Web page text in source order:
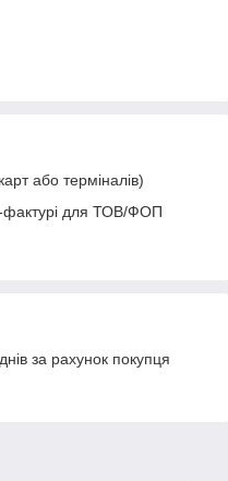
або терміналів)
фактурі для ТОВ/ФОП
за рахунок покупця